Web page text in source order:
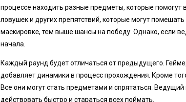
процессе находить разные предметы, которые
ловушек и других препятствий, которые могут
маскировке, тем выше шансы на победу. Однако, если
начала.
Каждый раунд будет отличаться от предыдущего.
добавляет динамики в процесс прохождения. Кроме
Все они могут стать предметами и спрятаться.
действовать быстро и стараться всех поймать.